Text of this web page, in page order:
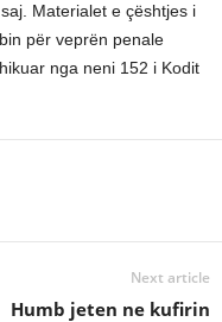
Materialet e çështjes i
për veprën penale
nga neni 152 i Kodit
Next article
Humb jeten ne kufirin